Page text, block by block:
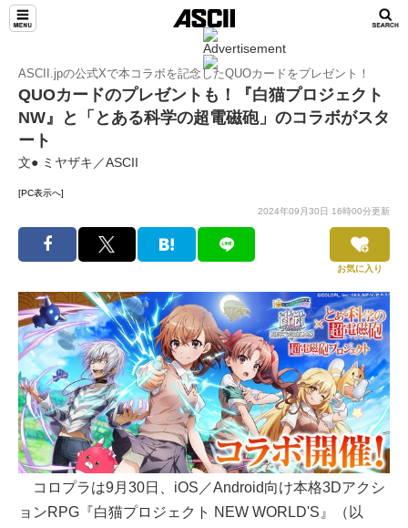
ASCII.jpの公式Xで本コラボを記念したQUOカードをプレゼント！
QUOカードのプレゼントも！『白猫プロジェクト
NW』と「とある科学の超電磁砲」のコラボがスタ
ート
文● ミヤザキ／ASCII
[PC表示へ]
2024年09月30日 16時00分更新
お気に入り
コロプラは9月30日、iOS／Android向け本格3Dアクシ
ョンRPG『白猫プロジェクト NEW WORLD'S』（以